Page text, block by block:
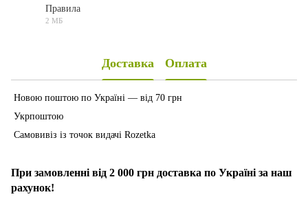
Правила
2 МБ
Доставка Оплата
Новою поштою по Україні — від 70 грн
Укрпоштою
Самовивіз із точок видачі Rozetka
При замовленні від 2 000 грн доставка по Україні за наш
рахунок!